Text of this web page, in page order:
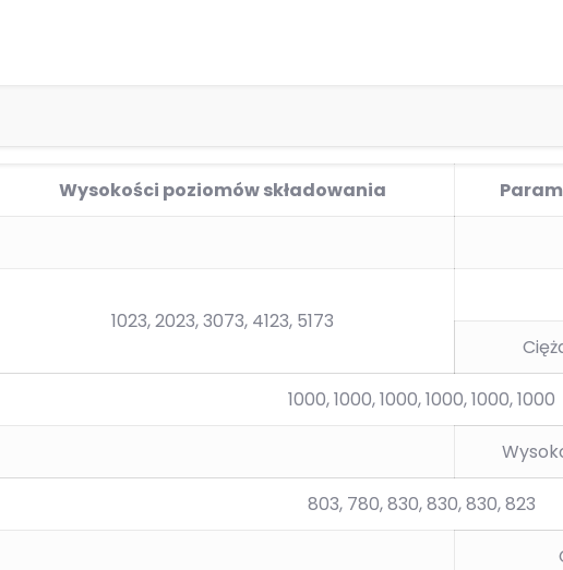
Wysokości poziomów składowania
1023, 2023, 3073, 4123, 5173
1000, 1000, 1000, 1000, 1000, 1000
803, 780, 830, 830, 830, 823